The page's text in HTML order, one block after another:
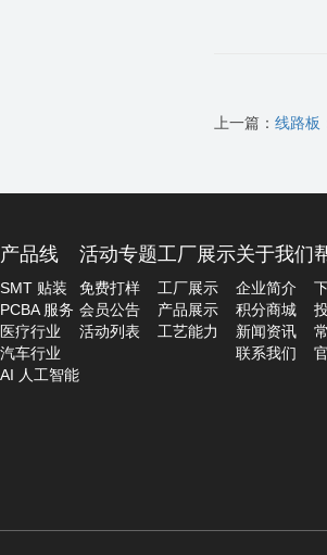
上一篇： 线路板
产品线
SMT 贴装
PCBA 服务
医疗行业
汽车行业
AI 人工智能
活动专题
免费打样
会员公告
活动列表
工厂展示
工厂展示
产品展示
工艺能力
关于我们
企业简介
积分商城
新闻资讯
联系我们